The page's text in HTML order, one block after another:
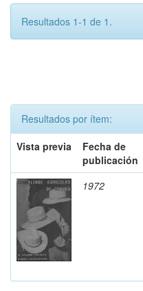
Resultados 1-1 de 1.
Resultados por ítem:
Vista previa
Fecha de
publicación
1972